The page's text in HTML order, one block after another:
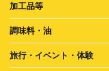
加工品等
調味料・油
旅行・イベント・体験